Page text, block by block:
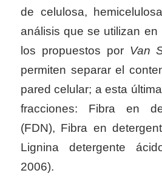
de celulosa,
análisis que se utilizan en
los propuestos por Van
permiten separar el
pared celular; a esta
fracciones: Fibra en
(FDN), Fibra en
Lignina detergente
2006).